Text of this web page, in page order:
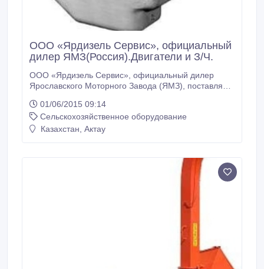
ООО «Ярдизель Сервис», официальный
дилер ЯМЗ(Россия).Двигатели и З/Ч.
ООО «Ярдизель Сервис», официальный дилер
Ярославского Моторного Завода (ЯМЗ), поставляют
ТМЗ, ЯЗДА и Кировский Завод. Двигатели ЯМЗ и
силовые агрегаты на базе двигателей ЯМЗ в
рядном (L6) и V-образном (V6, V8, V12)
01/06/2015 09:14
Сельскохозяйственное оборудование
Казахстан, Актау